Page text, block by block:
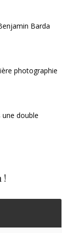
Barda
photographie
une double
!